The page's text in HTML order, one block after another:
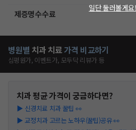
제증명수수료
병원별 치과 치료가격 비교하기
심평원가, 이벤트가, 모두닥 리뷰가 등
치과평균 가격이 궁금하다면?
▶ 신경치료 치과 꿀팁 👀
▶ 교정치과 고르는 노하우(꿀팁)공유 👀
일단 둘러볼게요!